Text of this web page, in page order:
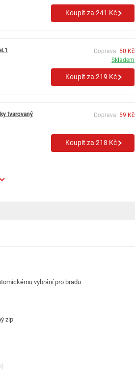
Koupit za 241 Kč
Doprava: 50 Kč
Skladem
Koupit za 219 Kč
tvarovaný Doprava: 59 Kč
Koupit za 218 Kč
vybrání pro bradu
zip